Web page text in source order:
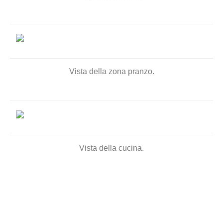
Vista della zona pranzo.
Vista della cucina.